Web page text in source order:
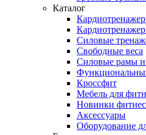
Каталог
Силовые
Свободные веса
Силовые рамы и
Кроссфит
Мебель для
Новинки
Аксессуары
Оборудование